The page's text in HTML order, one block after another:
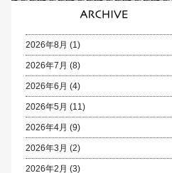
2026年8月 (1)
2026年7月 (8)
2026年6月 (4)
2026年5月 (11)
2026年4月 (9)
2026年3月 (2)
2026年2月 (3)